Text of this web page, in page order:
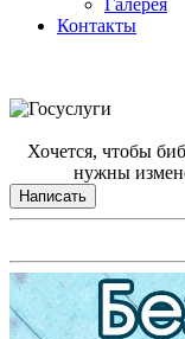
Галерея
Контакты
Хочется, чтобы
нужны
Написать